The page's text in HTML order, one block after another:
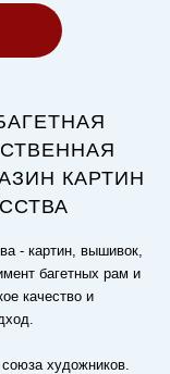
КАРТИН
- картин, вышивок,
багетных рам и
качество и
художников.